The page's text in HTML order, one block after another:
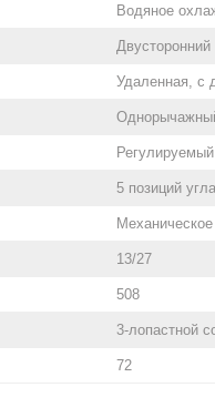
Водяное
Двусторонний
Удаленная, с
5 позиций
13/27
508
3-лопастной
72